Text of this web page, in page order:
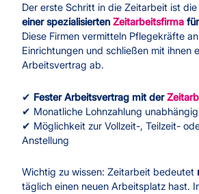
Der erste Schritt in die Zeitarbeit ist die
einer spezialisiertenZeitarbeitsfirma
Diese Firmen vermitteln Pflegekräfte
Einrichtungen und schließen mit ihnen
Arbeitsvertrag ab.
✔ Fester Arbeitsvertrag mit der
✔ Monatliche Lohnzahlung
✔ Möglichkeit zur Vollzeit-, Teilzeit-
Anstellung
Wichtig zu wissen: Zeitarbeit bedeutet
täglich einen neuen Arbeitsplatz hast.